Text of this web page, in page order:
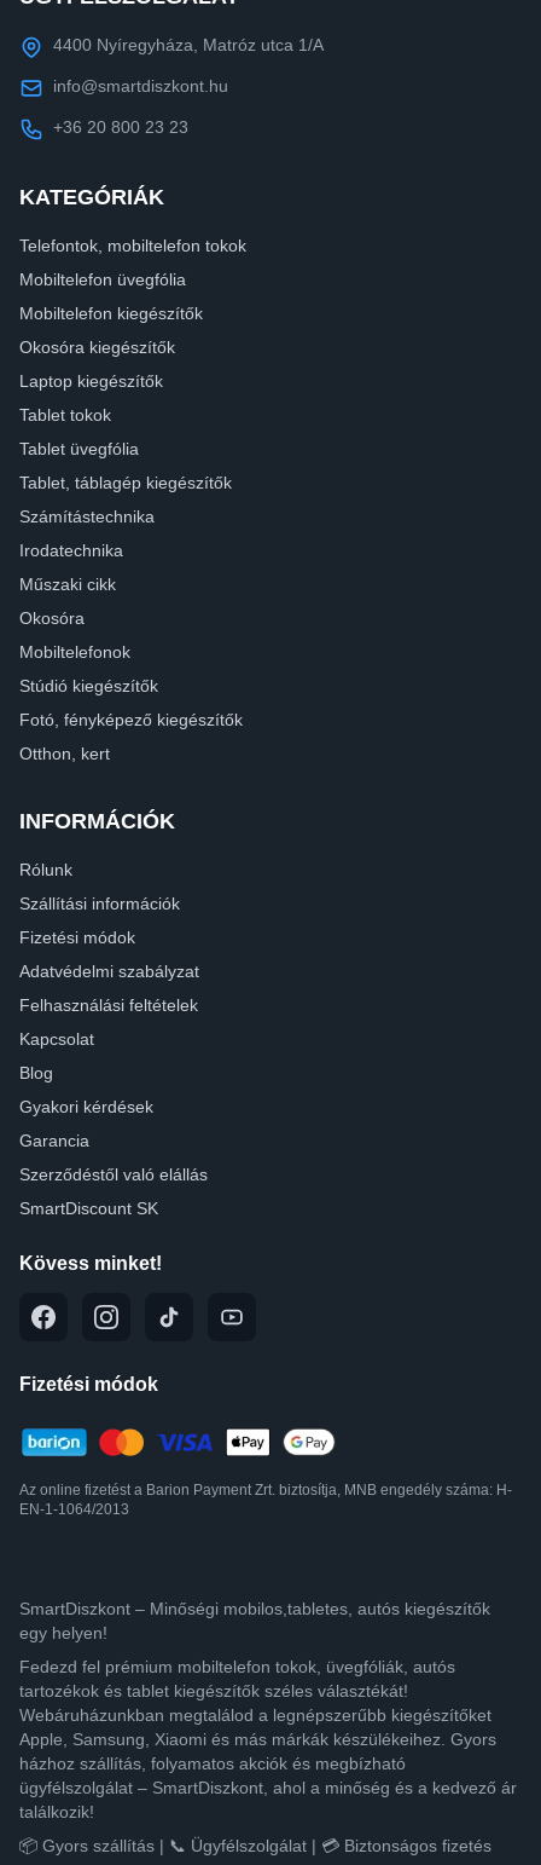
4400 Nyíregyháza, Matróz utca 1/A
info@smartdiszkont.hu
+36 20 800 23 23
KATEGÓRIÁK
Telefontok, mobiltelefon tokok
Mobiltelefon üvegfólia
Mobiltelefon kiegészítők
Okosóra kiegészítők
Laptop kiegészítők
Tablet tokok
Tablet üvegfólia
Tablet, táblagép kiegészítők
Számítástechnika
Irodatechnika
Műszaki cikk
Okosóra
Mobiltelefonok
Stúdió kiegészítők
Fotó, fényképező kiegészítők
Otthon, kert
INFORMÁCIÓK
Rólunk
Szállítási információk
Fizetési módok
Adatvédelmi szabályzat
Felhasználási feltételek
Kapcsolat
Blog
Gyakori kérdések
Garancia
Szerződéstől való elállás
SmartDiscount SK
Kövess minket!
Fizetési módok
Az online fizetést a Barion Payment Zrt. biztosítja, MNB engedély száma: H-
EN-1-1064/2013
SmartDiszkont – Minőségi mobilos,tabletes, autós kiegészítők
egy helyen!
Fedezd fel prémium mobiltelefon tokok, üvegfóliák, autós
tartozékok és tablet kiegészítők széles választékát!
Webáruházunkban megtalálod a legnépszerűbb kiegészítőket
Apple, Samsung, Xiaomi és más márkák készülékeihez. Gyors
házhoz szállítás, folyamatos akciók és megbízható
ügyfélszolgálat – SmartDiszkont, ahol a minőség és a kedvező ár
találkozik!
📦 Gyors szállítás | 📞 Ügyfélszolgálat | 💳 Biztonságos fizetés